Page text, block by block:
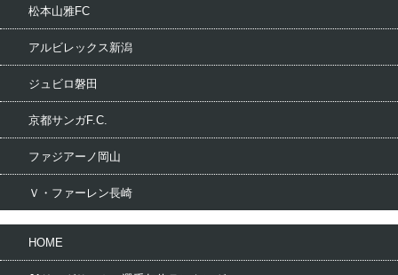
松本山雅FC
アルビレックス新潟
ジュビロ磐田
京都サンガF.C.
ファジアーノ岡山
Ｖ・ファーレン長崎
HOME